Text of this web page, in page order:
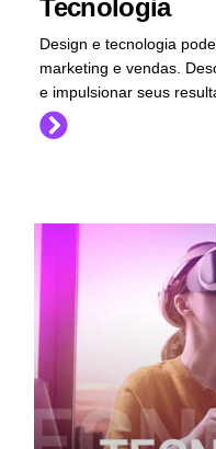
Tecnologia
Design e tecnologia
marketing e vendas.
e impulsionar seus